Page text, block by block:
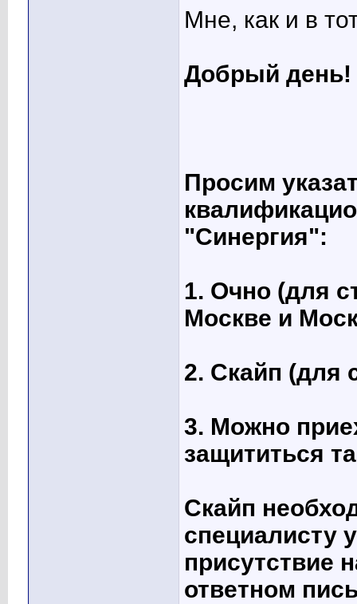
Мне, как и в
Добрый день!
Просим
"Синергия":
1. Очно (для
Москве и
2. Скайп (для
3. Можно
защититься
Скайп
специалисту
присутствие
ответном